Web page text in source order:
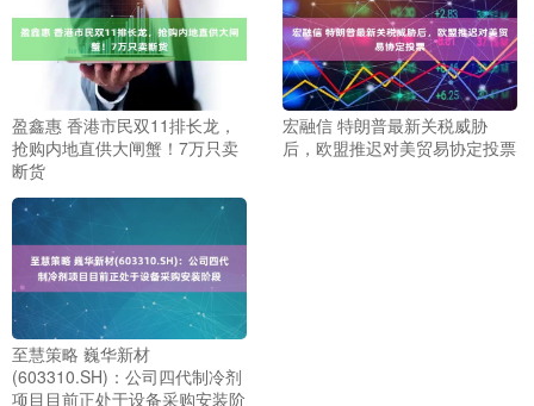
盈鑫惠 香港市民双11排长龙，
抢购内地直供大闸蟹！7万只卖
断货
宏融信 特朗普最新关税威胁
后，欧盟推迟对美贸易协定投票
至慧策略 巍华新材
(603310.SH)：公司四代制冷剂
项目目前正处于设备采购安装阶